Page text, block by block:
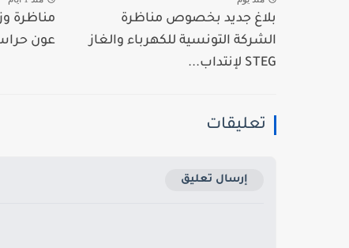
بلاغ جديد بخصوص مناظرة
الشركة التونسية للكهرباء والغاز
STEG لإنتداب...
عون حراسة و39
تعليقات
إرسال تعليق